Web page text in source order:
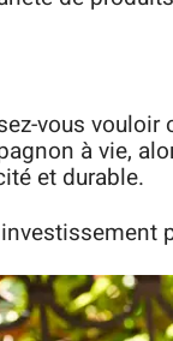
vous
à vie,
et durable.